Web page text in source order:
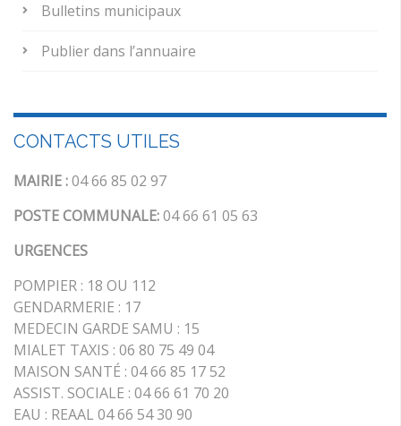
Bulletins municipaux
Publier dans l’annuaire
CONTACTS UTILES
MAIRIE :04 66 85 02 97
POSTE COMMUNALE:04 66 61 05 63
URGENCES
POMPIER : 18 OU 112
GENDARMERIE : 17
MEDECIN GARDE SAMU : 15
MIALET TAXIS : 06 80 75 49 04
MAISON SANTÉ : 04 66 85 17 52
ASSIST. SOCIALE : 04 66 61 70 20
EAU : REAAL 04 66 54 30 90